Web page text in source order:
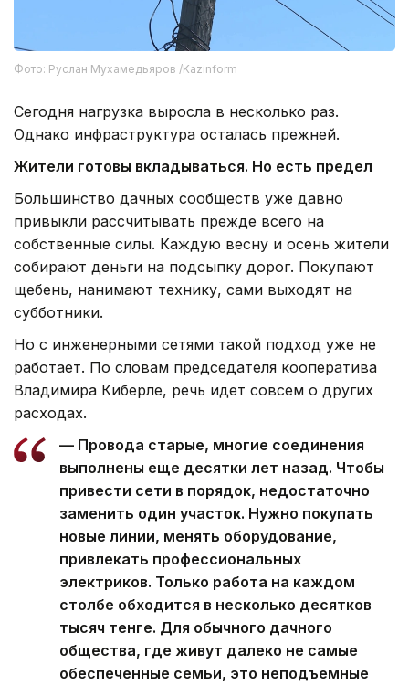
Фото: Руслан Мухамедьяров /Kazinform
Сегодня нагрузка выросла в несколько раз.
Однако инфраструктура осталась прежней.
Жители готовы вкладываться. Но есть предел
Большинство дачных сообществ уже давно
привыкли рассчитывать прежде всего на
собственные силы. Каждую весну и осень жители
собирают деньги на подсыпку дорог. Покупают
щебень, нанимают технику, сами выходят на
субботники.
Но с инженерными сетями такой подход уже не
работает. По словам председателя кооператива
Владимира Киберле, речь идет совсем о других
расходах.
— Провода старые, многие соединения
выполнены еще десятки лет назад. Чтобы
привести сети в порядок, недостаточно
заменить один участок. Нужно покупать
новые линии, менять оборудование,
привлекать профессиональных
электриков. Только работа на каждом
столбе обходится в несколько десятков
тысяч тенге. Для обычного дачного
общества, где живут далеко не самые
обеспеченные семьи, это неподъемные